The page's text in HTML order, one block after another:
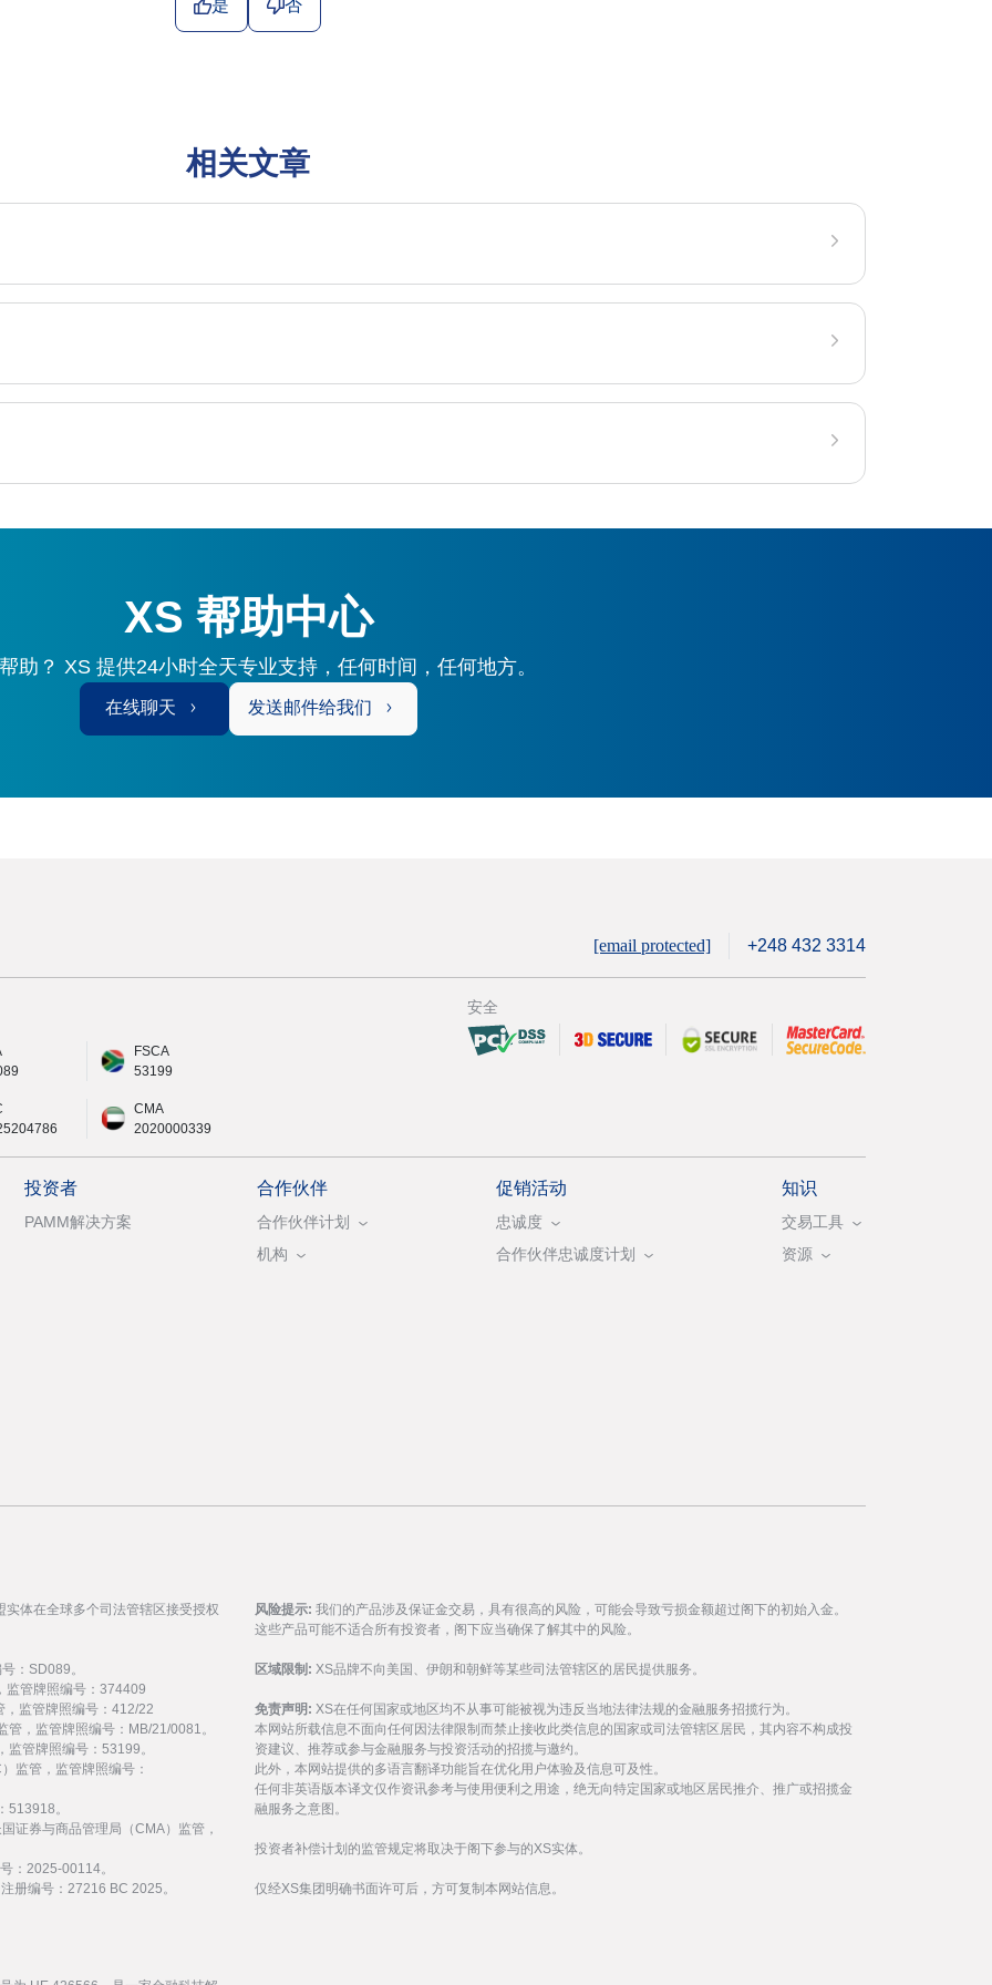
是 否
相关文章
XS 帮助中心
助？ XS 提供24小时全天专业支持，任何时间，任何地方。
在线聊天 发送邮件给我们
[email protected] +248 432 3314
FSCA
53199
CMA
2020000339
安全
投资者
PAMM解决方案
合作伙伴
合作伙伴计划
机构
促销活动
忠诚度
合作伙伴忠诚度计划
知识
交易工具
资源
体在全球多个司法管辖区接受授权
：SD089。
监管牌照编号：374409
，监管牌照编号：412/22
，监管牌照编号：MB/21/0081。
监管牌照编号：53199。
监管，监管牌照编号：
513918。
证券与商品管理局（CMA）监管，
：2025-00114。
册编号：27216 BC 2025。
风险提示: 我们的产品涉及保证金交易，具有很高的风险，可能会导致亏损金额超过阁下的初始入金。
这些产品可能不适合所有投资者，阁下应当确保了解其中的风险。
区域限制: XS品牌不向美国、伊朗和朝鲜等某些司法管辖区的居民提供服务。
免责声明: XS在任何国家或地区均不从事可能被视为违反当地法律法规的金融服务招揽行为。
本网站所载信息不面向任何因法律限制而禁止接收此类信息的国家或司法管辖区居民，其内容不构成投
资建议、推荐或参与金融服务与投资活动的招揽与邀约。
此外，本网站提供的多语言翻译功能旨在优化用户体验及信息可及性。
任何非英语版本译文仅作资讯参考与使用便利之用途，绝无向特定国家或地区居民推介、推广或招揽金
融服务之意图。
投资者补偿计划的监管规定将取决于阁下参与的XS实体。
仅经XS集团明确书面许可后，方可复制本网站信息。